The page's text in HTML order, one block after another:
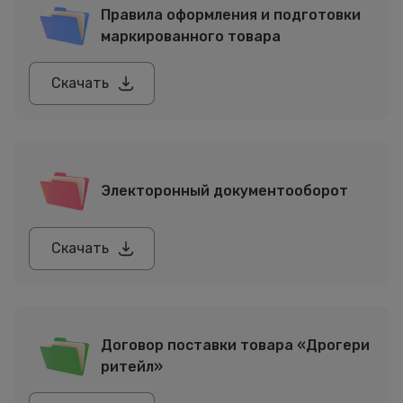
Правила оформления и подготовки
маркированного товара
Скачать
Электоронный документооборот
Скачать
Договор поставки товара «Дрогери
ритейл»